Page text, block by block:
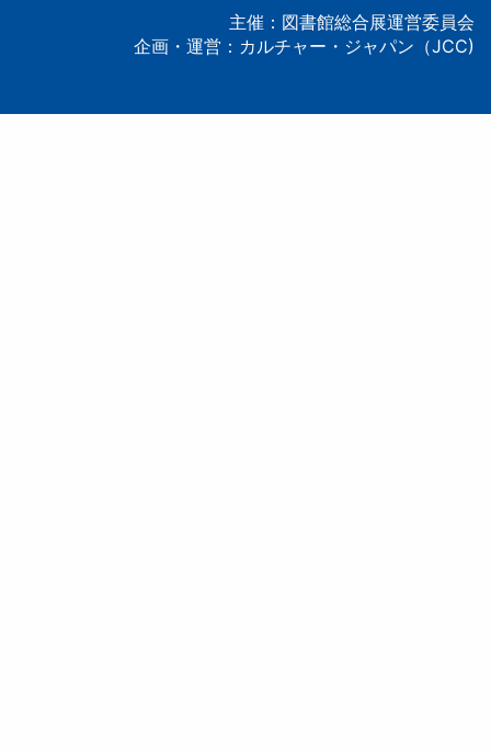
主催：図書館総合展運営委員会
企画・運営：カルチャー・ジャパン（JCC)